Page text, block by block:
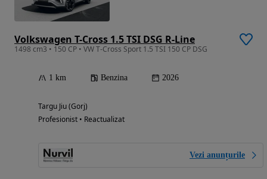
Volkswagen T-Cross 1.5 TSI DSG R-Line
1498 cm3 • 150 CP • VW T-Cross Sport 1.5 TSI 150 CP DSG
1 km Benzina 2026
Targu Jiu (Gorj)
Profesionist • Reactualizat
Vezi anunțurile